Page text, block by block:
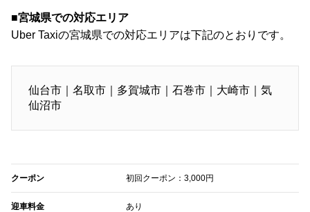
■宮城県での対応エリア
Uber Taxiの宮城県での対応エリアは下記のとおりです。
仙台市｜名取市｜多賀城市｜石巻市｜大崎市｜気
仙沼市
クーポン 初回クーポン：3,000円
迎車料金 あり